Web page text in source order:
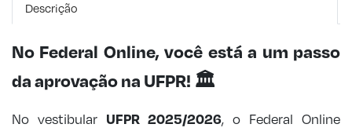
Descrição
No Federal Online, você está a um passo
da aprovação na UFPR! 🏛️
No vestibular UFPR 2025/2026, o Federal Online